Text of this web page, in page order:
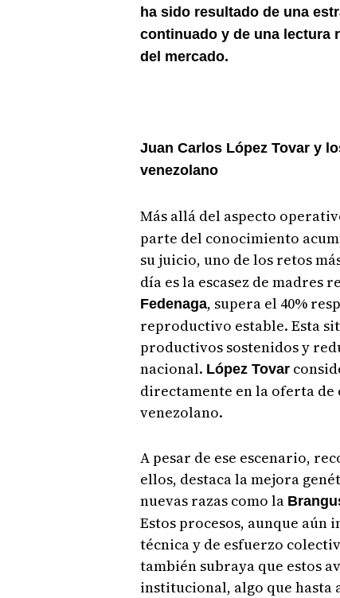
ha sido resultado de una
continuado y de una lectura
del mercado.
Juan Carlos López Tovar y
venezolano
Más allá del aspecto
parte del conocimiento
su juicio, uno de los retos
día es la escasez de madres
Fedenaga, supera el 40%
reproductivo estable. Esta
productivos sostenidos y
nacional. López Tovar
directamente en la oferta de
venezolano.
A pesar de ese escenario,
ellos, destaca la mejora
nuevas razas como la
Estos procesos, aunque aún
técnica y de esfuerzo
también subraya que estos
institucional, algo que hasta